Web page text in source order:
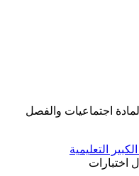
اجتماعيات والفصل
اختبارات